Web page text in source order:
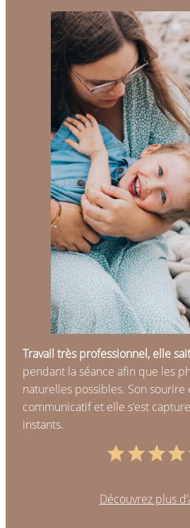
Travail très professionnel, elle
pendant la séance afin que les
naturelles possibles. Son sourire
communicatif et elle s’est
instants.
Découvrez plus